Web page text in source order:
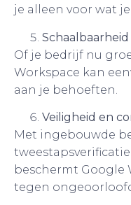
je alleen voor wat
Schaalbaarheid
Of je bedrijf nu
Workspace kan
aan je behoeften.
Veiligheid en
Met ingebouwde
beschermt Google
tegen